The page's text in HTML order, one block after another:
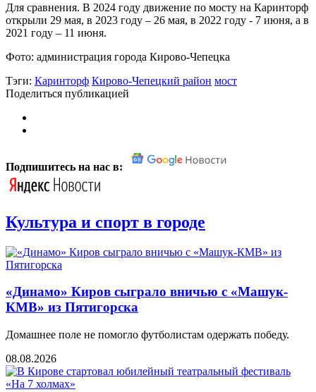
Для сравнения. В 2024 году движение по мосту на Каринторф
открыли 29 мая, в 2023 году – 26 мая, в 2022 году - 7 июня, а в
2021 году – 11 июня.
Фото: администрация города Кирово-Чепецка
Тэги: Каринторф Кирово-Чепецкий район мост
Поделиться публикацией
Подпишитесь на нас в:
Культура и спорт в городе
«Динамо» Киров сыграло вничью с ​​​​«Машук-
КМВ» из Пятигорска
Домашнее поле не помогло футболистам одержать победу.
08.08.2026